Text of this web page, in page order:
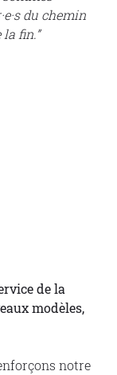
du chemin
fin.”
de la
modèles,
notre